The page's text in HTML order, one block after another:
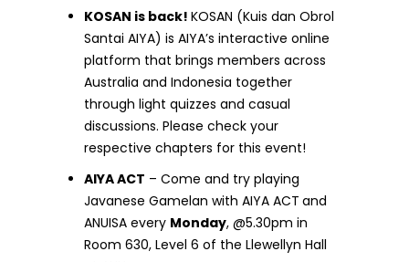
KOSAN is back!KOSAN (Kuis dan Obrol
Santai AIYA) is AIYA’s interactive online
platform that brings members across
Australia and Indonesia together
through light quizzes and casual
discussions. Please check your
respective chapters for this event!
AIYA ACT – Come and try playing
Javanese Gamelan with AIYA ACT and
ANUISA every Monday, @5.30pm in
Room 630, Level 6 of the Llewellyn Hall